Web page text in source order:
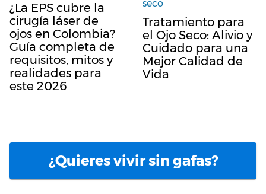
¿La EPS cubre la
cirugía láser de
ojos en Colombia?
Guía completa de
requisitos, mitos y
realidades para
este 2026
Tratamiento para
el Ojo Seco: Alivio y
Cuidado para una
Mejor Calidad de
Vida
¿Quieres vivir sin gafas?